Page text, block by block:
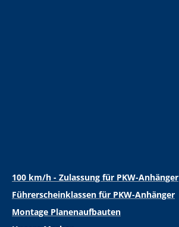
100 km/h - Zulassung für PKW-Anhänger
Führerscheinklassen für PKW-Anhänger
Montage Planenaufbauten